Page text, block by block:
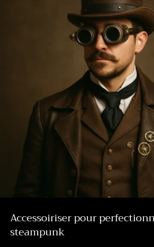
Accessoiriser pour
steampunk